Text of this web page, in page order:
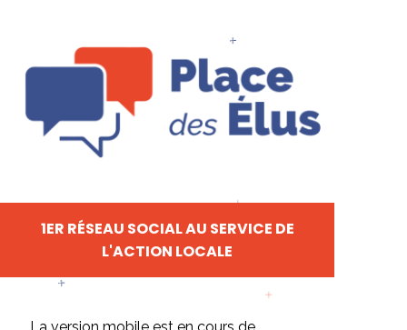
1ER RÉSEAU SOCIAL AU SERVICE DE
L'ACTION LOCALE